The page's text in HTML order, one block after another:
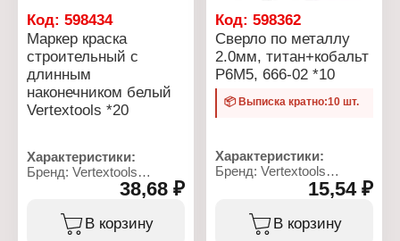
Код: 598434
Маркер краска
строительный с
длинным
наконечником белый
Vertextools *20
Характеристики:
Бренд: Vertextools
Артикул: 0021-01
Тип товара: Маркер
Вариация: краска
Назначение:
38,68 ₽
В корзину
Код:598362
Сверло по металлу
2.0мм, титан+кобальт
Р6М5, 666-02 *10
📦 Выписка кратно:10 шт.
Характеристики:
Бренд: Vertextools
Артикул: 666-02
Тип товара: Сверло
Назначение: по металлу
Диаметр: 2 мм
15,54 ₽
В корзину